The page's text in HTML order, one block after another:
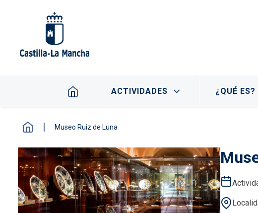
Navegación principal
ACTIVIDADES ¿QUÉ ES?
Museo Ruiz de Luna